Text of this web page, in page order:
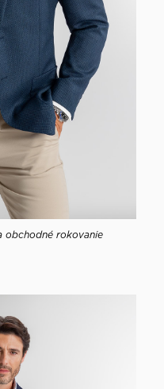
obchodné rokovanie